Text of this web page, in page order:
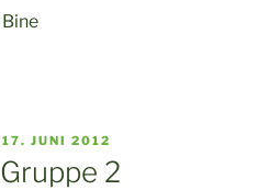
Bine
VERÖFFENTLICHT
AM
17. JUNI 2012
Gruppe 2